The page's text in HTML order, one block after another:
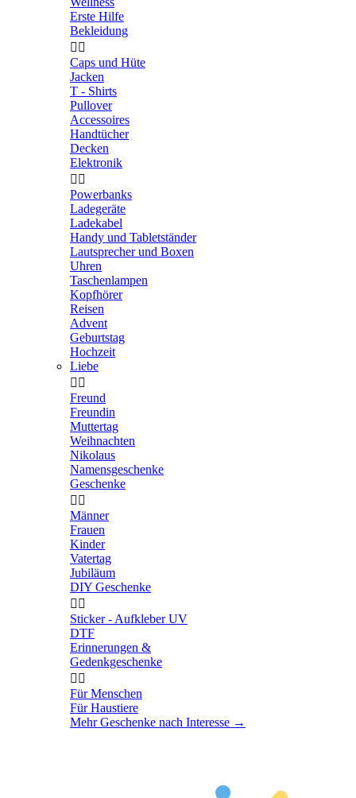
Erste Hilfe
Bekleidung
 
Caps und Hüte
Jacken
T - Shirts
Pullover
Accessoires
Handtücher
Decken
Elektronik
 
Powerbanks
Ladegeräte
Ladekabel
Handy und Tabletständer
Lautsprecher und Boxen
Uhren
Taschenlampen
Kopfhörer
Reisen
Advent
Geburtstag
Hochzeit
Liebe
 
Freund
Freundin
Muttertag
Weihnachten
Nikolaus
Namensgeschenke
Geschenke
 
Männer
Frauen
Kinder
Vatertag
Jubiläum
DIY Geschenke
 
Sticker - Aufkleber UV
DTF
Erinnerungen &
Gedenkgeschenke
 
Für Menschen
Für Haustiere
Mehr Geschenke nach Interesse →